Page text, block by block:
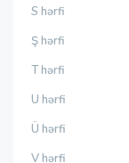
S hərfi
Ş hərfi
T hərfi
U hərfi
Ü hərfi
V hərfi